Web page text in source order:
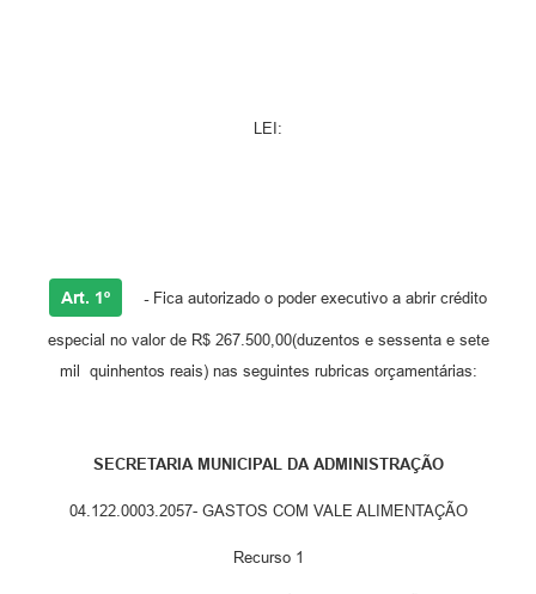
LEI:
Art. 1º - Fica autorizado o poder executivo a abrir crédito
especial no valor de R$ 267.500,00(duzentos e sessenta e sete
mil quinhentos reais) nas seguintes rubricas orçamentárias:
SECRETARIA MUNICIPAL DA ADMINISTRAÇÃO
04.122.0003.2057- GASTOS COM VALE ALIMENTAÇÃO
Recurso 1